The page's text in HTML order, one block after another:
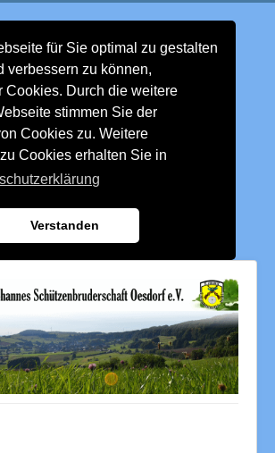
für Sie optimal zu gestalten
verbessern zu können,
Cookies. Durch die weitere
stimmen Sie der
Cookies zu. Weitere
Cookies erhalten Sie in
Verstanden